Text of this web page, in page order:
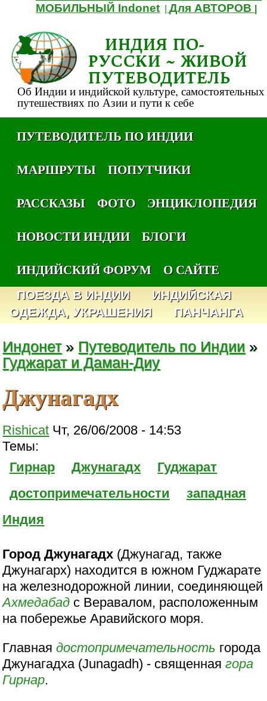
МОБИЛЬНЫЙ Indonet |Для АВТОРОВ
ИНДИЯ ПО-
РУССКИ ~ ЖИВОЙ
ПУТЕВОДИТЕЛЬ
Об Индии и индийской культуре, самостоятельных
путешествиях по Азии и пути к себе
ПУТЕВОДИТЕЛЬ ПО ИНДИИ
МАРШРУТЫ
ПОПУТЧИКИ
РАССКАЗЫ
ФОТО
ЭНЦИКЛОПЕДИЯ
НОВОСТИ ИНДИИ
БЛОГИ
ИНДИЙСКИЙ ФОРУМ
О САЙТЕ
ПОЕЗДА В ИНДИИ
ИНДИЙСКАЯ
ОДЕЖДА, УКРАШЕНИЯ
ПАНЧАНГА
Индонет» Путеводитель по Индии »
Гуджарат и Даман-Диу
Джунагадх
Rishicat Чт, 26/06/2008 - 14:53
Темы:
Гирнар
Джунагадх
Гуджарат
достопримечательности
западная
Индия
Город Джунагадх (Джунагад, также
Джунагарх) находится в южном Гуджарате
на железнодорожной линии, соединяющей
Ахмедабад с Веравалом, расположенным
на побережье Аравийского моря.
Главнаядостопримечательность города
Джунагадха (Junagadh) - священнаягора
Гирнар.